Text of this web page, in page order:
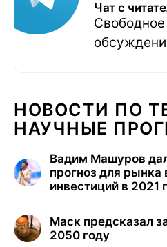
Чат с
НОВОСТИ ПО
НАУЧНЫЕ
Вадим Машуров
прогноз для рынка
инвестиций в 2021
Маск предсказал
2050 году